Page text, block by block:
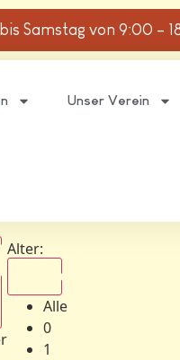
Samstag von 9:00 –
Unser Verein
Alter:
Alle
0
1